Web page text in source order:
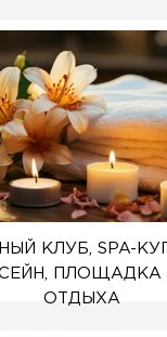
КЛУБ, SPA-
ПЛОЩАДКА
ОТДЫХА